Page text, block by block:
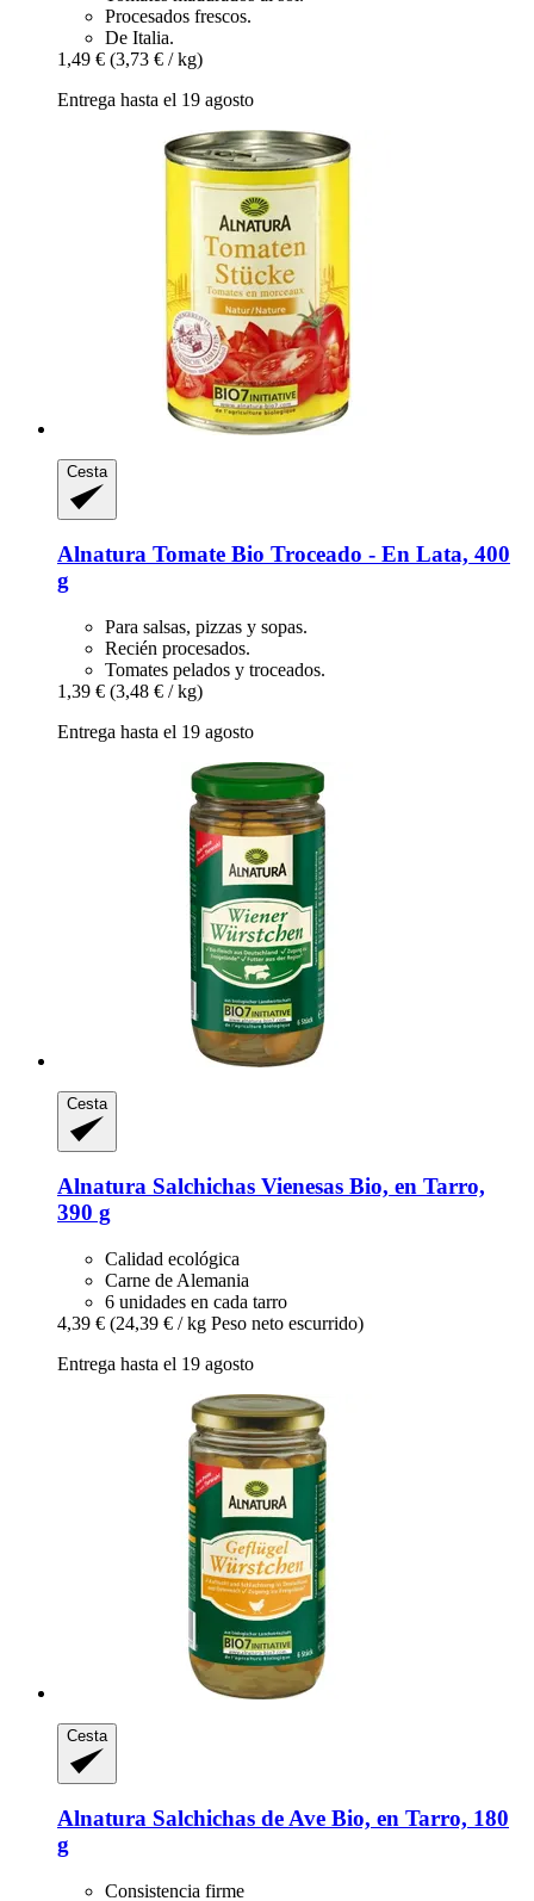
Procesados frescos.
De Italia.
1,49 € (3,73 € / kg)
Entrega hasta el 19 agosto
Cesta
Alnatura Tomate Bio Troceado -​ En Lata, 400
g
Para salsas, pizzas y sopas.
Recién procesados.
Tomates pelados y troceados.
1,39 € (3,48 € / kg)
Entrega hasta el 19 agosto
Cesta
Alnatura Salchichas Vienesas Bio, en Tarro,
390 g
Calidad ecológica
Carne de Alemania
6 unidades en cada tarro
4,39 € (24,39 € / kg Peso neto escurrido)
Entrega hasta el 19 agosto
Cesta
Alnatura Salchichas de Ave Bio, en Tarro, 180
g
Consistencia firme